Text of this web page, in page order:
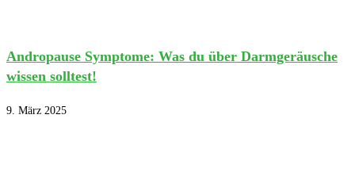
Andropause Symptome: Was du über Darmgeräusche
wissen solltest!
9. März 2025